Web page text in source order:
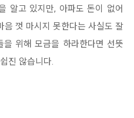
알고 있지만, 아파도 돈이 없어
음 껏 마시지 못한다는 사실도 잘
위해 모금을 하라한다면 선뜻
진 않습니다.